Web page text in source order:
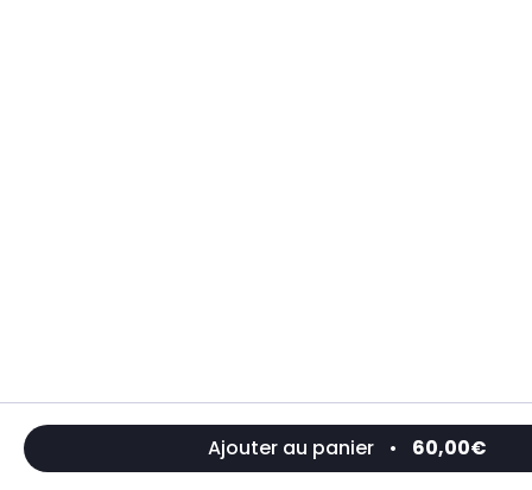
Ajouter au panier • 60,00€